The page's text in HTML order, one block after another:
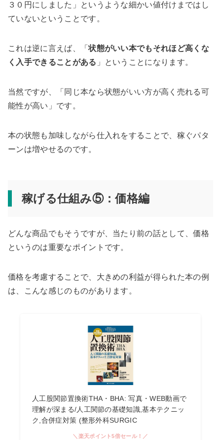
３０円にしました」というような細かい値付けまではし
ていないということです。
これは逆に言えば、「状態がいい本でもそれほど高くな
く入手できることがある 」ということになります。
当然ですが、「同じ本なら状態がいい方が高く売れる可
能性が高い」です。
本の状態も加味しながら仕入れをすることで、稼ぐパタ
ーンは増やせるのです。
稼げる仕組み⑤：価格編
どんな商品でもそうですが、当たり前の話として、価格
というのは重要なポイントです。
価格を考慮することで、大きめの利益が得られた本の例
は、こんな感じのものがあります。
人工股関節置換術THA・BHA: 写真・WEB動画で
理解が深まる/人工関節の基礎知識,基本テクニッ
ク,合併症対策 (整形外科SURGIC
＼楽天ポイント5倍セール！／